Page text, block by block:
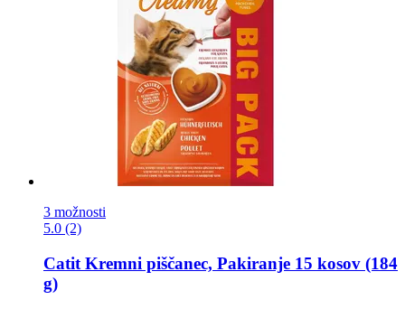
3 možnosti
5.0 (2)
Catit Kremni piščanec, Pakiranje 15 kosov (184
g)